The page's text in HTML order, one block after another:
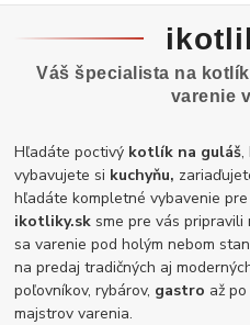
Váš špecialista na
varenie
Hľadáte poctivý kotlík na guláš,
vybavujete si kuchyňu,
hľadáte kompletné vybavenie
ikotliky.sk sme pre vás pripravili
sa varenie pod holým nebom
na predaj tradičných aj
poľovníkov, rybárov, gastro až
majstrov varenia.